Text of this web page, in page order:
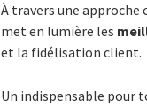
À travers une
met en lumière les
et la fidélisation client.
Un indispensable pour